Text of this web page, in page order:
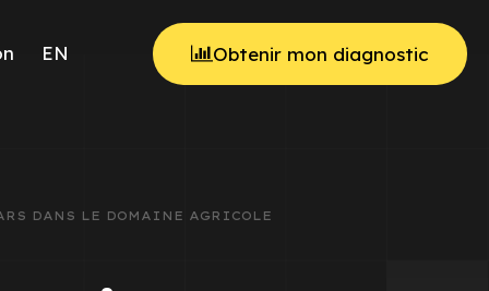
EN Obtenir mon diagnostic
DANS LE DOMAINE AGRICOLE